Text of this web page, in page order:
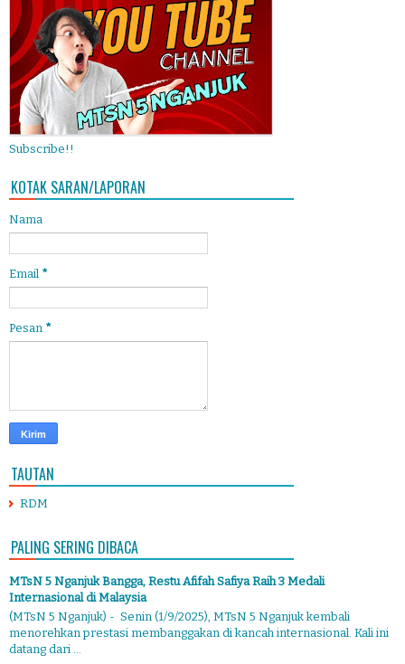
Subscribe!!
KOTAK SARAN/LAPORAN
Nama
Email *
Pesan *
TAUTAN
RDM
PALING SERING DIBACA
MTsN 5 Nganjuk Bangga, Restu Afifah Safiya Raih 3 Medali
Internasional di Malaysia
(MTsN 5 Nganjuk) - Senin (1/9/2025), MTsN 5 Nganjuk kembali
menorehkan prestasi membanggakan di kancah internasional. Kali ini
datang dari ...